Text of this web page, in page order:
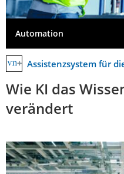
Automation
Assistenzsystem für
Wie KI das
verändert